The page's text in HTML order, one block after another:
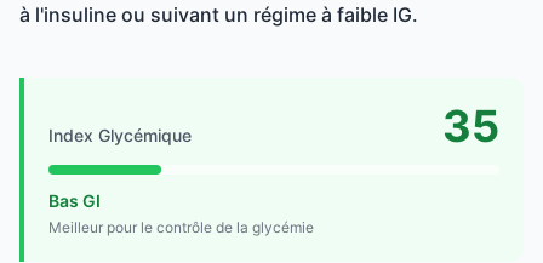
à l'insuline ou suivant un régime à faible IG.
Index Glycémique 35
Bas GI
Meilleur pour le contrôle de la glycémie